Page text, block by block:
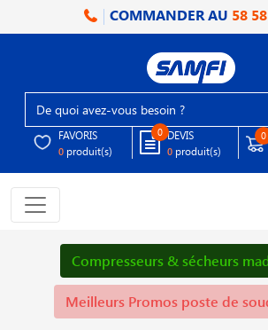
COMMANDER AU 58
FAVORIS
0 produit(s)
0 DEVIS
0 produit(s)
0
Compresseurs & sécheurs
Meilleurs Promos poste de